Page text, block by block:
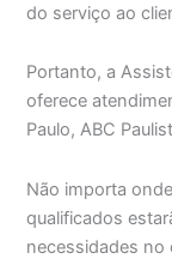
do serviço ao
Portanto, a
oferece
Paulo, ABC
Não importa
qualificados
necessidades